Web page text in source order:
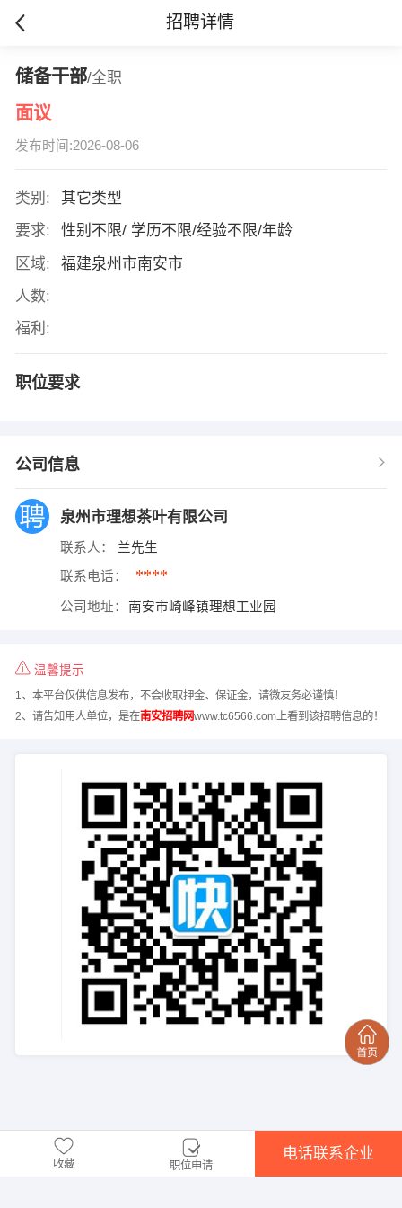
招聘详情
储备干部/全职
面议
发布时间:2026-08-06
类别:
其它类型
要求:
性别不限/ 学历不限/经验不限/年龄
区域:
福建泉州市南安市
人数:
福利:
职位要求
公司信息
泉州市理想茶叶有限公司
联系人： 兰先生
联系电话： ****
公司地址： 南安市崎峰镇理想工业园
温馨提示
1、本平台仅供信息发布，不会收取押金、保证金，请微友务必谨慎！
2、请告知用人单位，是在南安招聘网www.tc6566.com上看到该招聘信息的！
收藏 职位申请
电话联系企业